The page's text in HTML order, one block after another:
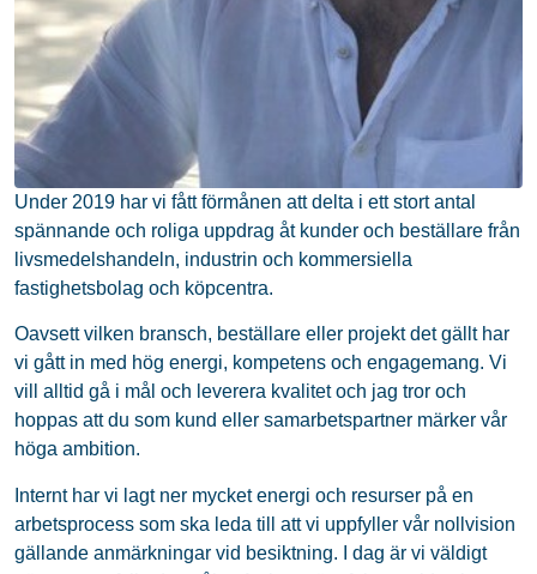
Under 2019 har vi fått förmånen att delta i ett stort antal
spännande och roliga uppdrag åt kunder och beställare från
livsmedelshandeln, industrin och kommersiella
fastighetsbolag och köpcentra.
Oavsett vilken bransch, beställare eller projekt det gällt har
vi gått in med hög energi, kompetens och engagemang. Vi
vill alltid gå i mål och leverera kvalitet och jag tror och
hoppas att du som kund eller samarbetspartner märker vår
höga ambition.
Internt har vi lagt ner mycket energi och resurser på en
arbetsprocess som ska leda till att vi uppfyller vår nollvision
gällande anmärkningar vid besiktning. I dag är vi väldigt